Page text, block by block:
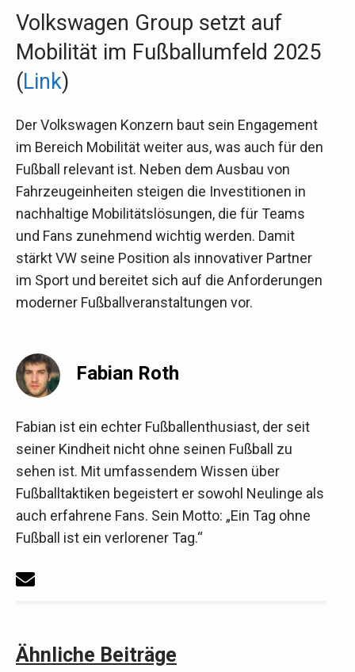
Volkswagen Group setzt auf
Mobilität im Fußballumfeld 2025
(Link)
Der Volkswagen Konzern baut sein Engagement
im Bereich Mobilität weiter aus, was auch für den
Fußball relevant ist. Neben dem Ausbau von
Fahrzeugeinheiten steigen die Investitionen in
nachhaltige Mobilitätslösungen, die für Teams
und Fans zunehmend wichtig werden. Damit
stärkt VW seine Position als innovativer Partner
im Sport und bereitet sich auf die Anforderungen
moderner Fußballveranstaltungen vor.
Fabian Roth
Fabian ist ein echter Fußballenthusiast, der seit
seiner Kindheit nicht ohne seinen Fußball zu
sehen ist. Mit umfassendem Wissen über
Fußballtaktiken begeistert er sowohl Neulinge als
auch erfahrene Fans. Sein Motto: „Ein Tag ohne
Fußball ist ein verlorener Tag.“
Ähnliche Beiträge